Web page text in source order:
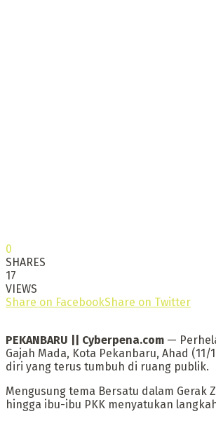
0
SHARES
17
VIEWS
Share on FacebookShare on Twitter
PEKANBARU || Cyberpena.com —
Gajah Mada, Kota Pekanbaru, Ahad
diri yang terus tumbuh di ruang publik.
Mengusung tema Bersatu dalam
hingga ibu-ibu PKK menyatukan